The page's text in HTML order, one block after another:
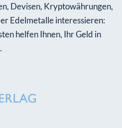
Devisen, Kryptowährungen,
Edelmetalle interessieren:
helfen Ihnen, Ihr Geld in